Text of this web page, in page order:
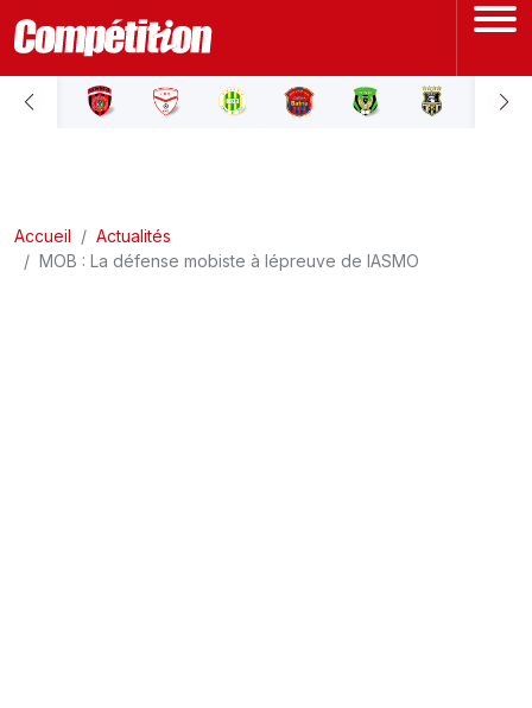
ACCUEIL
LIGUE 2
Accueil
Actualités
MOB : La défense mobiste à lépreuve de lASMO